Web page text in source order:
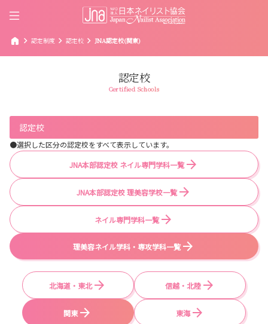
home chevron_right 認定制度 chevron_right 認定校 chevron_right JNA認定校(関東)
認定校
Certified Schools
認定校
●選択した区分の認定校をすべて表示しています。
JNA本部認定校 ネイル専門学科一覧
JNA本部認定校 理美容学校一覧
ネイル専門学科一覧
理美容ネイル学科・専攻学科一覧
北海道・東北 信越・北陸
関東 東海